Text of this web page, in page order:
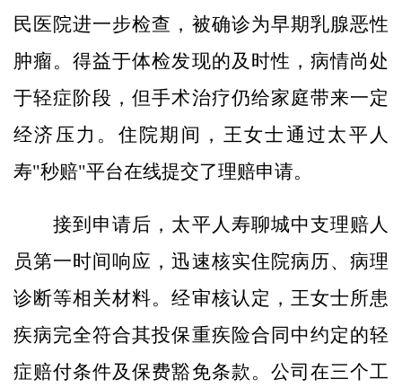
民医院进一步检查，被确诊为早期乳腺恶性
肿瘤。得益于体检发现的及时性，病情尚处
于轻症阶段，但手术治疗仍给家庭带来一定
经济压力。住院期间，王女士通过太平人
寿"秒赔"平台在线提交了理赔申请。
接到申请后，太平人寿聊城中支理赔人
员第一时间响应，迅速核实住院病历、病理
诊断等相关材料。经审核认定，王女士所患
疾病完全符合其投保重疾险合同中约定的轻
症赔付条件及保费豁免条款。公司在三个工